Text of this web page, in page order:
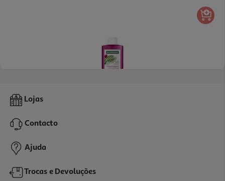
Champo Klorane Figo Da India 200 Ml
13,50 €
Lojas
Contacto
Ajuda
Trocas e Devoluções